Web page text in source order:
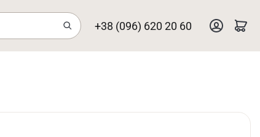
+38 (096) 620 20 60